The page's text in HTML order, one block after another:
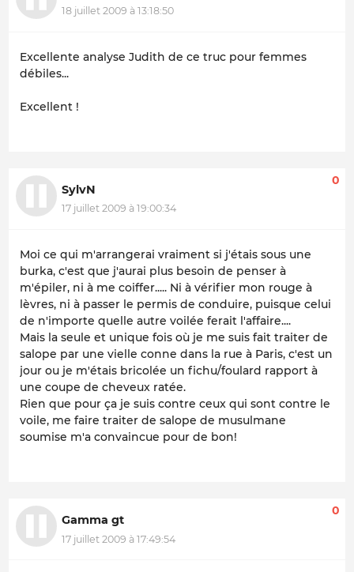
18 juillet 2009 à 13:18:50
Excellente analyse Judith de ce truc pour femmes
débiles...
Excellent !
SylvN
17 juillet 2009 à 19:00:34
0
Moi ce qui m'arrangerai vraiment si j'étais sous une
burka, c'est que j'aurai plus besoin de penser à
m'épiler, ni à me coiffer..... Ni à vérifier mon rouge à
lèvres, ni à passer le permis de conduire, puisque celui
de n'importe quelle autre voilée ferait l'affaire....
Mais la seule et unique fois où je me suis fait traiter de
salope par une vielle conne dans la rue à Paris, c'est un
jour ou je m'étais bricolée un fichu/foulard rapport à
une coupe de cheveux ratée.
Rien que pour ça je suis contre ceux qui sont contre le
voile, me faire traiter de salope de musulmane
soumise m'a convaincue pour de bon!
Gamma gt
17 juillet 2009 à 17:49:54
0